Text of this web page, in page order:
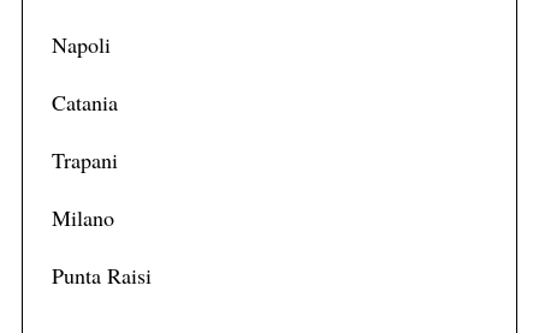
Napoli
Catania
Trapani
Milano
Punta Raisi